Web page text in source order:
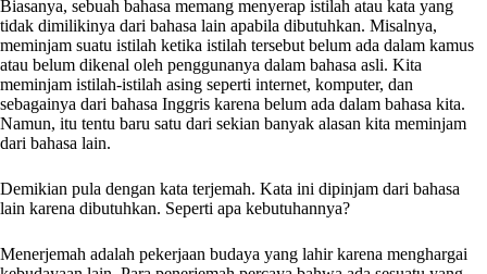
Biasanya, sebuah bahasa memang menyerap istilah atau kata yang
tidak dimilikinya dari bahasa lain apabila dibutuhkan. Misalnya,
meminjam suatu istilah ketika istilah tersebut belum ada dalam kamus
atau belum dikenal oleh penggunanya dalam bahasa asli. Kita
meminjam istilah-istilah asing seperti internet, komputer, dan
sebagainya dari bahasa Inggris karena belum ada dalam bahasa kita.
Namun, itu tentu baru satu dari sekian banyak alasan kita meminjam
dari bahasa lain.
Demikian pula dengan kata terjemah. Kata ini dipinjam dari bahasa
lain karena dibutuhkan. Seperti apa kebutuhannya?
Menerjemah adalah pekerjaan budaya yang lahir karena menghargai